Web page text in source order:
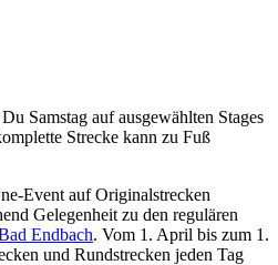
Samstag auf ausgewählten Stages
Strecke kann zu Fuß
Event auf Originalstrecken
Gelegenheit zu den regulären
Endbach. Vom 1. April bis zum 1.
und Rundstrecken jeden Tag